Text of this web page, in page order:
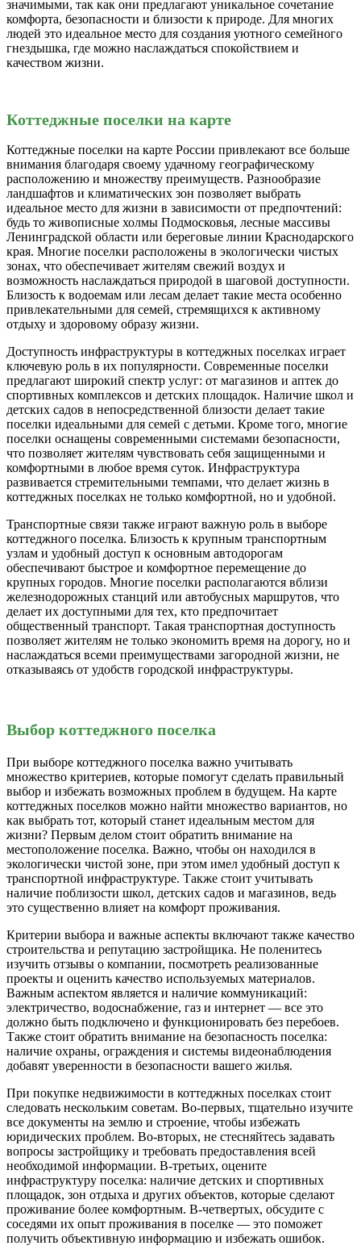
значимыми, так как они предлагают уникальное сочетание
комфорта, безопасности и близости к природе. Для многих
людей это идеальное место для создания уютного семейного
гнездышка, где можно наслаждаться спокойствием и
качеством жизни.
Коттеджные поселки на карте
Коттеджные поселки на карте России привлекают все больше
внимания благодаря своему удачному географическому
расположению и множеству преимуществ. Разнообразие
ландшафтов и климатических зон позволяет выбрать
идеальное место для жизни в зависимости от предпочтений:
будь то живописные холмы Подмосковья, лесные массивы
Ленинградской области или береговые линии Краснодарского
края. Многие поселки расположены в экологически чистых
зонах, что обеспечивает жителям свежий воздух и
возможность наслаждаться природой в шаговой доступности.
Близость к водоемам или лесам делает такие места особенно
привлекательными для семей, стремящихся к активному
отдыху и здоровому образу жизни.
Доступность инфраструктуры в коттеджных поселках играет
ключевую роль в их популярности. Современные поселки
предлагают широкий спектр услуг: от магазинов и аптек до
спортивных комплексов и детских площадок. Наличие школ и
детских садов в непосредственной близости делает такие
поселки идеальными для семей с детьми. Кроме того, многие
поселки оснащены современными системами безопасности,
что позволяет жителям чувствовать себя защищенными и
комфортными в любое время суток. Инфраструктура
развивается стремительными темпами, что делает жизнь в
коттеджных поселках не только комфортной, но и удобной.
Транспортные связи также играют важную роль в выборе
коттеджного поселка. Близость к крупным транспортным
узлам и удобный доступ к основным автодорогам
обеспечивают быстрое и комфортное перемещение до
крупных городов. Многие поселки располагаются вблизи
железнодорожных станций или автобусных маршрутов, что
делает их доступными для тех, кто предпочитает
общественный транспорт. Такая транспортная доступность
позволяет жителям не только экономить время на дорогу, но и
наслаждаться всеми преимуществами загородной жизни, не
отказываясь от удобств городской инфраструктуры.
Выбор коттеджного поселка
При выборе коттеджного поселка важно учитывать
множество критериев, которые помогут сделать правильный
выбор и избежать возможных проблем в будущем. На карте
коттеджных поселков можно найти множество вариантов, но
как выбрать тот, который станет идеальным местом для
жизни? Первым делом стоит обратить внимание на
местоположение поселка. Важно, чтобы он находился в
экологически чистой зоне, при этом имел удобный доступ к
транспортной инфраструктуре. Также стоит учитывать
наличие поблизости школ, детских садов и магазинов, ведь
это существенно влияет на комфорт проживания.
Критерии выбора и важные аспекты включают также качество
строительства и репутацию застройщика. Не поленитесь
изучить отзывы о компании, посмотреть реализованные
проекты и оценить качество используемых материалов.
Важным аспектом является и наличие коммуникаций:
электричество, водоснабжение, газ и интернет — все это
должно быть подключено и функционировать без перебоев.
Также стоит обратить внимание на безопасность поселка:
наличие охраны, ограждения и системы видеонаблюдения
добавят уверенности в безопасности вашего жилья.
При покупке недвижимости в коттеджных поселках стоит
следовать нескольким советам. Во-первых, тщательно изучите
все документы на землю и строение, чтобы избежать
юридических проблем. Во-вторых, не стесняйтесь задавать
вопросы застройщику и требовать предоставления всей
необходимой информации. В-третьих, оцените
инфраструктуру поселка: наличие детских и спортивных
площадок, зон отдыха и других объектов, которые сделают
проживание более комфортным. В-четвертых, обсудите с
соседями их опыт проживания в поселке — это поможет
получить объективную информацию и избежать ошибок.